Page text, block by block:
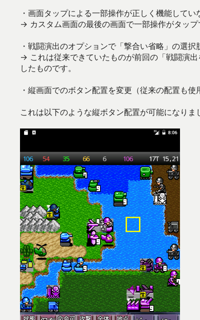
・画面タップによる一部操作が正しく機能してい
→ カスタム画面の最後の画面で一部操作がタッ
・戦闘演出のオプションで「撃合い省略」の選択
→ これは従来できていたものが前回の「戦闘演
したものです。
・縦画面でのボタン配置を変更（従来の配置も使
これは以下のような縦ボタン配置が可能になりま